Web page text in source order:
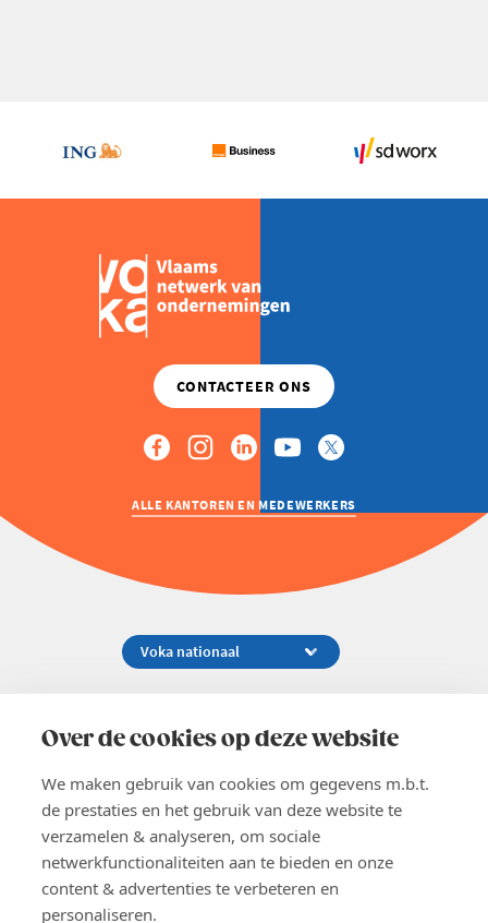
Over de cookies op deze website
We maken gebruik van cookies om gegevens m.b.t.
de prestaties en het gebruik van deze website te
verzamelen & analyseren, om sociale
netwerkfunctionaliteiten aan te bieden en onze
content & advertenties te verbeteren en
personaliseren.
ALLE KANTOREN EN MEDEWERKERS
02 229 81 11
EN